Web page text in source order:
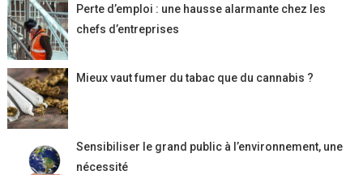
Perte d’emploi : une hausse alarmante chez les
chefs d’entreprises
Mieux vaut fumer du tabac que du cannabis ?
Sensibiliser le grand public à l’environnement, une
nécessité